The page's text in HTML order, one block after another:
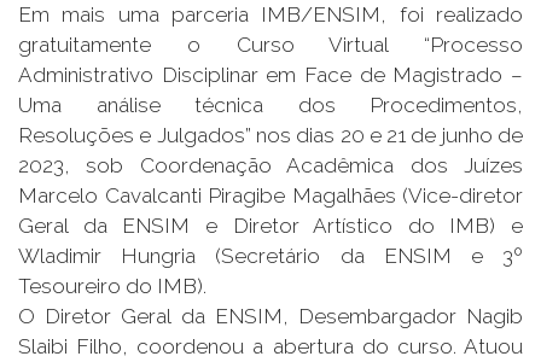
Em mais uma parceria IMB/ENSIM, foi realizado
gratuitamente o Curso Virtual “Processo
Administrativo Disciplinar em Face de Magistrado –
Uma análise técnica dos Procedimentos,
Resoluções e Julgados” nos dias 20 e 21 de junho de
2023, sob Coordenação Acadêmica dos Juízes
Marcelo Cavalcanti Piragibe Magalhães (Vice-diretor
Geral da ENSIM e Diretor Artístico do IMB) e
Wladimir Hungria (Secretário da ENSIM e 3º
Tesoureiro do IMB).
O Diretor Geral da ENSIM, Desembargador Nagib
Slaibi Filho, coordenou a abertura do curso. Atuou